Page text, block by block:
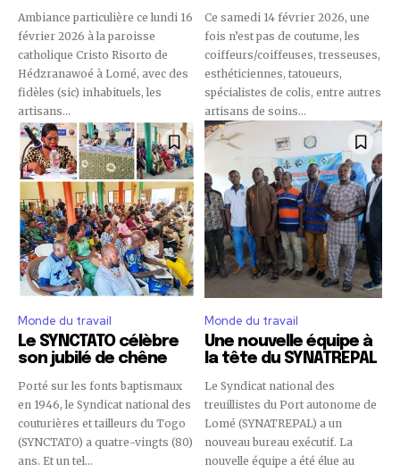
Ambiance particulière ce lundi 16
février 2026 à la paroisse
catholique Cristo Risorto de
Hédzranawoé à Lomé, avec des
fidèles (sic) inhabituels, les
artisans...
Ce samedi 14 février 2026, une
fois n’est pas de coutume, les
coiffeurs/coiffeuses, tresseuses,
esthéticiennes, tatoueurs,
spécialistes de colis, entre autres
artisans de soins...
Monde du travail
Le SYNCTATO célèbre
son jubilé de chêne
Porté sur les fonts baptismaux
en 1946, le Syndicat national des
couturières et tailleurs du Togo
(SYNCTATO) a quatre-vingts (80)
ans. Et un tel...
Monde du travail
Une nouvelle équipe à
la tête du SYNATREPAL
Le Syndicat national des
treuillistes du Port autonome de
Lomé (SYNATREPAL) a un
nouveau bureau exécutif. La
nouvelle équipe a été élue au